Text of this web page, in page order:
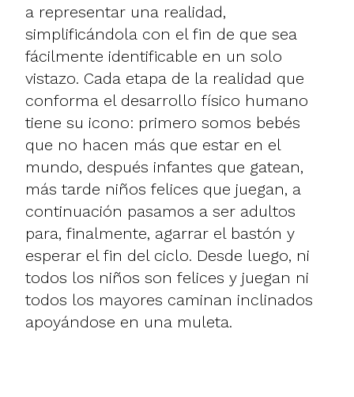
a representar una realidad,
simplificándola con el fin de que sea
fácilmente identificable en un solo
vistazo. Cada etapa de la realidad que
conforma el desarrollo físico humano
tiene su icono: primero somos bebés
que no hacen más que estar en el
mundo, después infantes que gatean,
más tarde niños felices que juegan, a
continuación pasamos a ser adultos
para, finalmente, agarrar el bastón y
esperar el fin del ciclo. Desde luego, ni
todos los niños son felices y juegan ni
todos los mayores caminan inclinados
apoyándose en una muleta.